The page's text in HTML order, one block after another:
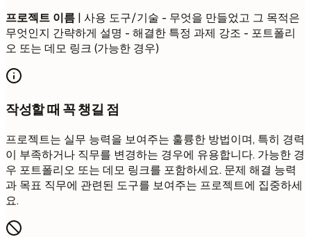
프로젝트 이름 | 사용 도구/기술 - 무엇을 만들었고 그 목적은
무엇인지 간략하게 설명 - 해결한 특정 과제 강조 - 포트폴리
오 또는 데모 링크 (가능한 경우)
작성할 때 꼭 챙길 점
프로젝트는 실무 능력을 보여주는 훌륭한 방법이며, 특히 경력
이 부족하거나 직무를 변경하는 경우에 유용합니다. 가능한 경
우 포트폴리오 또는 데모 링크를 포함하세요. 문제 해결 능력
과 목표 직무에 관련된 도구를 보여주는 프로젝트에 집중하세
요.